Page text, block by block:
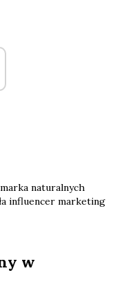
naturalnych
influencer marketing
w